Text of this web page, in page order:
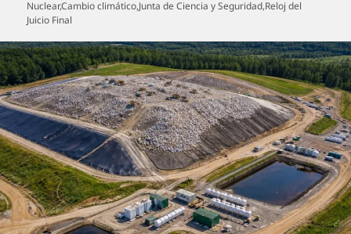
el
Nuclear,Cambio climático,Junta de Ciencia y Seguridad,Reloj del
Juicio Final